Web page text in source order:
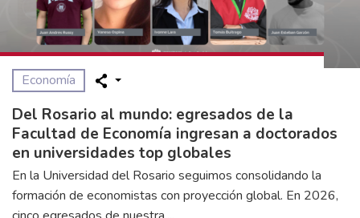
Economía
Del Rosario al mundo: egresados de la
Facultad de Economía ingresan a doctorados
en universidades top globales
En la Universidad del Rosario seguimos consolidando la
formación de economistas con proyección global. En 2026,